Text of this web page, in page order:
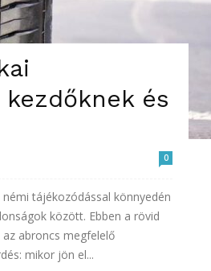
és
0
tájékozódással könnyedén
között. Ebben a rövid
abroncs megfelelő
mikor jön el...